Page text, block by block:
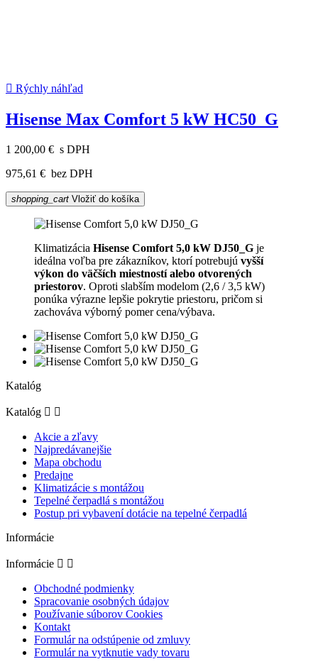
 Rýchly náhľad
Hisense Max Comfort 5 kW HC50_G
1 200,00 € s DPH
975,61 € bez DPH
shopping_cart Vložiť do košíka
Klimatizácia Hisense Comfort 5,0 kW DJ50_G je
ideálna voľba pre zákazníkov, ktorí potrebujú vyšší
výkon do väčších miestností alebo otvorených
priestorov. Oproti slabším modelom (2,6 / 3,5 kW)
ponúka výrazne lepšie pokrytie priestoru, pričom si
zachováva výborný pomer cena/výbava.
Katalóg
Katalóg  
Akcie a zľavy
Najpredávanejšie
Mapa obchodu
Predajne
Klimatizácie s montážou
Tepelné čerpadlá s montážou
Postup pri vybavení dotácie na tepelné čerpadlá
Informácie
Informácie  
Obchodné podmienky
Spracovanie osobných údajov
Používanie súborov Cookies
Kontakt
Formulár na odstúpenie od zmluvy
Formulár na vytknutie vady tovaru